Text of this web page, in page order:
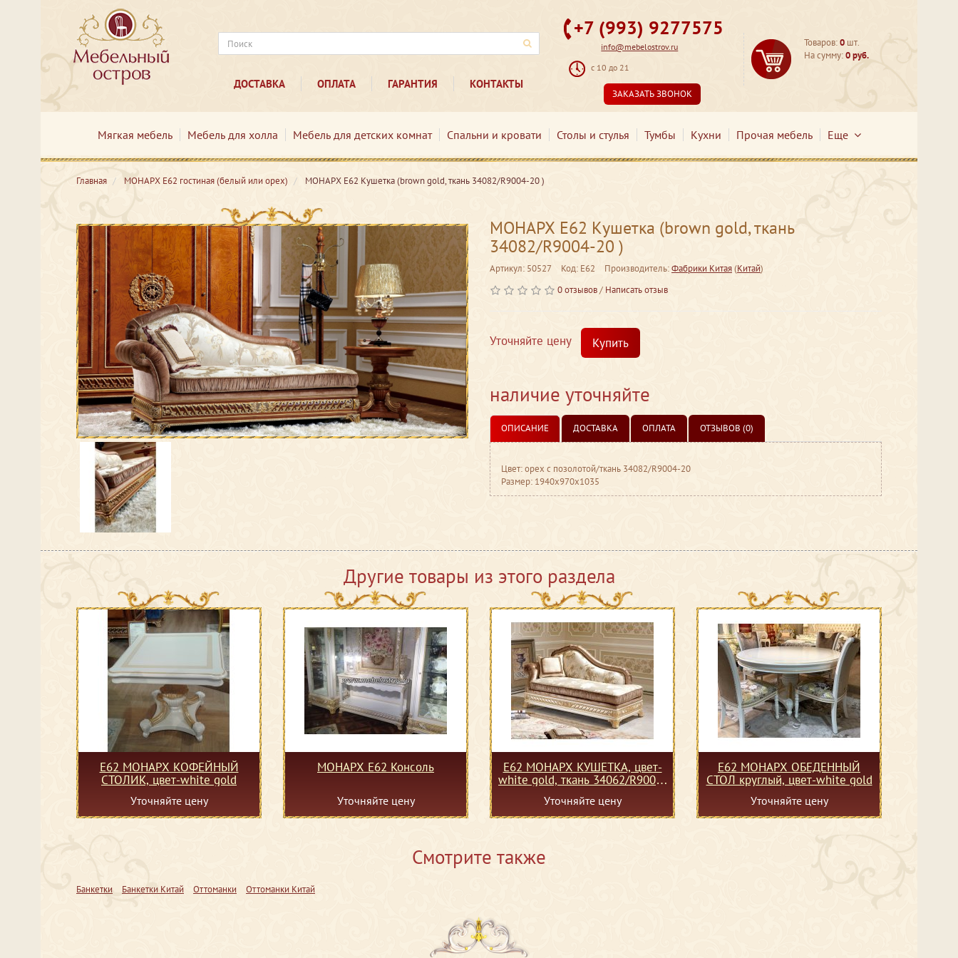
ДОСТАВКА ОПЛАТА ГАРАНТИЯ КОНТАКТЫ
+7 (993) 9277575
info@mebelostrov.ru
с 10 до 21
ЗАКАЗАТЬ ЗВОНОК
Товаров:0 шт.
На сумму:0 руб.
Мягкая мебель Мебель для холла Мебель для детских комнат Спальни и кровати Столы и стулья Тумбы Кухни Прочая мебель Еще
Главная МОНАРХ Е62 гостиная (белый или орех) МОНАРХ Е62 Кушетка (brown gold, ткань 34082/R9004-20 )
МОНАРХ Е62 Кушетка (brown gold, ткань
34082/R9004-20 )
Артикул: 50527 Код: Е62 Производитель:Фабрики Китая(Китай)
0 отзывов/ Написать отзыв
Уточняйте цену Купить
наличие уточняйте
ОПИСАНИЕ ДОСТАВКА ОПЛАТА ОТЗЫВОВ (0)
Цвет: орех с позолотой/ткань 34082/R9004-20
Размер: 1940x970x1035
Другие товары из этого раздела
Е62 МОНАРХ КОФЕЙНЫЙ
СТОЛИК, цвет-white gold
Уточняйте цену
МОНАРХ Е62 Консоль
Уточняйте цену
Е62 МОНАРХ КУШЕТКА, цвет-
white gold, ткань 34062/R9004-
Уточняйте цену
Е62 МОНАРХ ОБЕДЕННЫЙ
СТОЛ круглый, цвет-white gold
Уточняйте цену
Смотрите также
Банкетки Банкетки Китай Оттоманки Оттоманки Китай